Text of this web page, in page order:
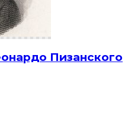
Пизанского